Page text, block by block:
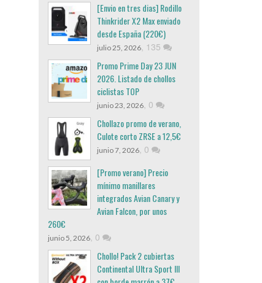
[Envio en tres dias] Rodillo
Thinkrider X2 Max enviado
desde España (220€)
julio 25, 2026, 135
Promo Prime Day 23 JUN
2026. Listado de chollos
ciclistas TOP
junio 23, 2026, 0
Chollazo promo de verano,
Culote corto ZRSE a 12,5€
junio 7, 2026, 0
[Promo verano] Precio
mínimo manillares
integrados Avian Canary y
Avian Falcon, por unos
260€
junio 5, 2026, 0
Chollo! Pack 2 cubiertas
Continental Ultra Sport III